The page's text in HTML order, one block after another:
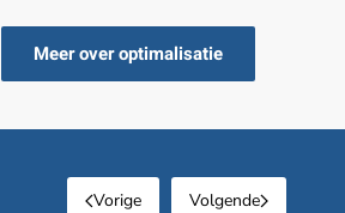
Meer over optimalisatie
Vorige Volgende